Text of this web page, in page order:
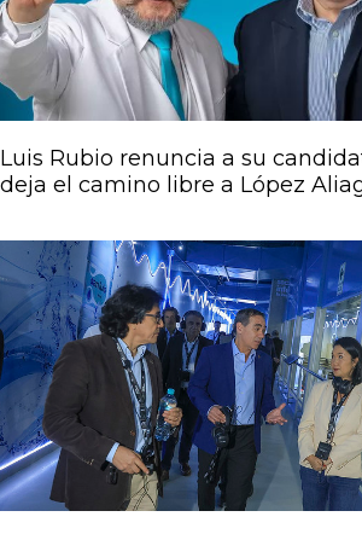
Luis Rubio renuncia a su
deja el camino libre a López